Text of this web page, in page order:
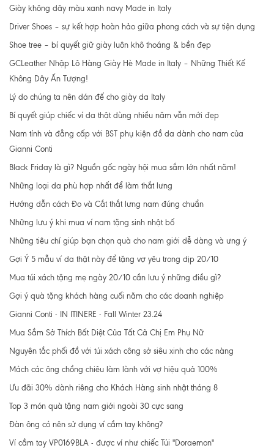
Giày không dây màu xanh navy Made in Italy
Driver Shoes – sự kết hợp hoàn hảo giữa phong cách và sự tiện dụng
Shoe tree – bí quyết giữ giày luôn khô thoáng & bền đẹp
GCLeather Nhập Lô Hàng Giày Hè Made in Italy – Những Thiết Kế
Không Dây Ấn Tượng!
Lý do chúng ta nên dán đế cho giày da Italy
Bí quyết giúp chiếc ví da thật dùng nhiều năm vẫn mới đẹp
Nam tính và đẳng cấp với BST phụ kiện đồ da dành cho nam của
Gianni Conti
Black Friday là gì? Nguồn gốc ngày hội mua sắm lớn nhất năm!
Những loại da phù hợp nhất để làm thắt lưng
Hướng dẫn cách Đo và Cắt thắt lưng nam đúng chuẩn
Những lưu ý khi mua ví nam tặng sinh nhật bố
Những tiêu chí giúp bạn chọn quà cho nam giới dễ dàng và ưng ý
Gợi Ý 5 mẫu ví da thật này để tặng vợ yêu trong dịp 20/10
Mua túi xách tặng mẹ ngày 20/10 cần lưu ý những điều gì?
Gợi ý quà tặng khách hàng cuối năm cho các doanh nghiệp
Gianni Conti - IN ITINERE - Fall Winter 23.24
Mua Sắm Sở Thích Bất Diệt Của Tất Cả Chị Em Phụ Nữ
Nguyên tắc phối đồ với túi xách công sở siêu xinh cho các nàng
Mách các ông chồng chiêu làm lành với vợ hiệu quả 100%
Ưu đãi 30% dành riêng cho Khách Hàng sinh nhật tháng 8
Top 3 món quà tặng nam giới ngoài 30 cực sang
Đàn ông có nên sử dụng ví cầm tay không?
Ví cầm tay VP0169BLA - được ví như chiếc Túi "Doraemon"